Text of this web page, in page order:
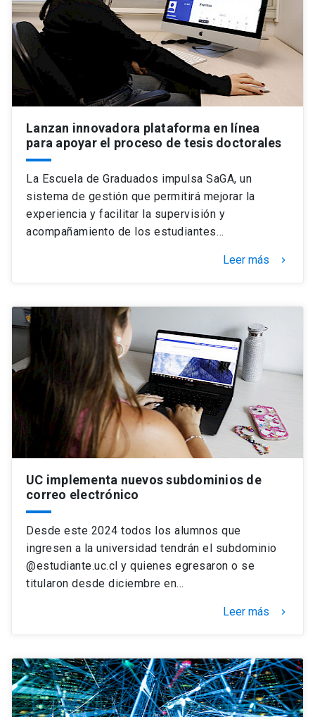
Lanzan innovadora plataforma en línea
para apoyar el proceso de tesis doctorales
La Escuela de Graduados impulsa SaGA, un
sistema de gestión que permitirá mejorar la
experiencia y facilitar la supervisión y
acompañamiento de los estudiantes…
Leer más keyboard_arrow_right
UC implementa nuevos subdominios de
correo electrónico
Desde este 2024 todos los alumnos que
ingresen a la universidad tendrán el subdominio
@estudiante.uc.cl y quienes egresaron o se
titularon desde diciembre en…
Leer más keyboard_arrow_right